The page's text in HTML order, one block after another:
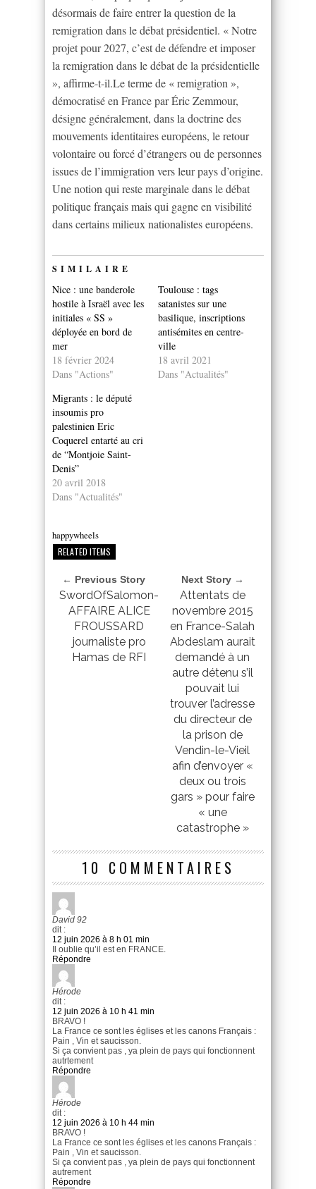
désormais de faire entrer la question de la
remigration dans le débat présidentiel. « Notre
projet pour 2027, c’est de défendre et imposer
la remigration dans le débat de la présidentielle
», affirme-t-il.Le terme de « remigration »,
démocratisé en France par Éric Zemmour,
désigne généralement, dans la doctrine des
mouvements identitaires européens, le retour
volontaire ou forcé d’étrangers ou de personnes
issues de l’immigration vers leur pays d’origine.
Une notion qui reste marginale dans le débat
politique français mais qui gagne en visibilité
dans certains milieux nationalistes européens.
SIMILAIRE
Nice : une banderole
hostile à Israël avec les
initiales « SS »
déployée en bord de
mer
18 février 2024
Dans "Actions"
Toulouse : tags
satanistes sur une
basilique, inscriptions
antisémites en centre-
ville
18 avril 2021
Dans "Actualités"
Migrants : le député
insoumis pro
palestinien Eric
Coquerel entarté au cri
de “Montjoie Saint-
Denis”
20 avril 2018
Dans "Actualités"
happywheels
RELATED ITEMS
← Previous Story
SwordOfSalomon-
AFFAIRE ALICE
FROUSSARD
journaliste pro
Hamas de RFI
Next Story →
Attentats de
novembre 2015
en France-Salah
Abdeslam aurait
demandé à un
autre détenu s’il
pouvait lui
trouver l’adresse
du directeur de
la prison de
Vendin-le-Vieil
afin d’envoyer «
deux ou trois
gars » pour faire
« une
catastrophe »
10 COMMENTAIRES
David 92
dit :
12 juin 2026 à 8 h 01 min
Il oublie qu’il est en FRANCE.
Répondre
Hérode
dit :
12 juin 2026 à 10 h 41 min
BRAVO !
La France ce sont les églises et les canons Français :
Pain , Vin et saucisson.
Si ça convient pas , ya plein de pays qui fonctionnent
autrtement
Répondre
Hérode
dit :
12 juin 2026 à 10 h 44 min
BRAVO !
La France ce sont les églises et les canons Français :
Pain , Vin et saucisson.
Si ça convient pas , ya plein de pays qui fonctionnent
autrement
Répondre